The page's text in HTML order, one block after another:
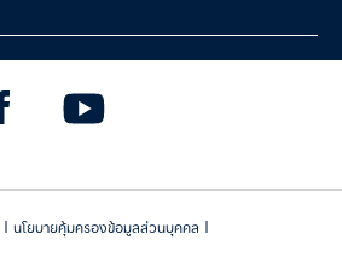
| นโยบายคุ้มครองข้อมูลส่วนบุคคล |